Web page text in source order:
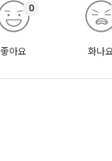
좋아요
0
화나